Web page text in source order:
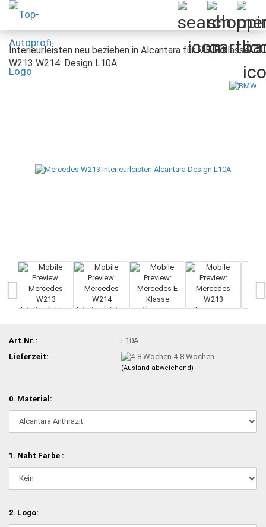
Interieurleisten neu beziehen in Alcantara für MB E-klasse
W213 W214: Design L10A
Art.Nr.:
L10A
Lieferzeit:
4-8 Wochen
(Ausland abweichend)
0. Material:
1. Naht Farbe :
2. Logo: